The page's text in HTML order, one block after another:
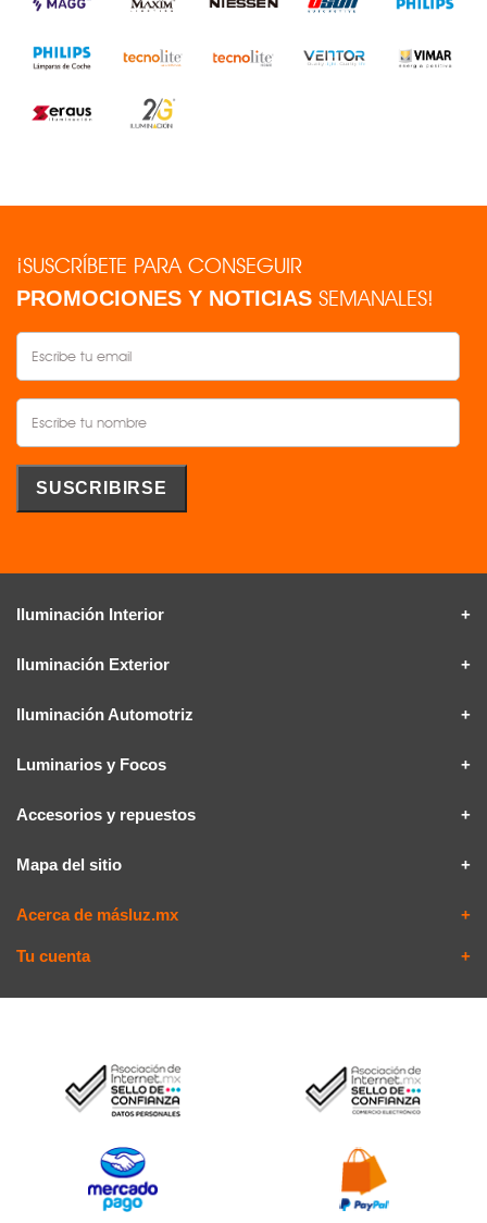
¡SUSCRÍBETE PARA CONSEGUIR
PROMOCIONES Y NOTICIAS SEMANALES!
Iluminación Interior
Iluminación Exterior
Iluminación Automotriz
Luminarios y Focos
Accesorios y repuestos
Mapa del sitio
Acerca de másluz.mx
Tu cuenta